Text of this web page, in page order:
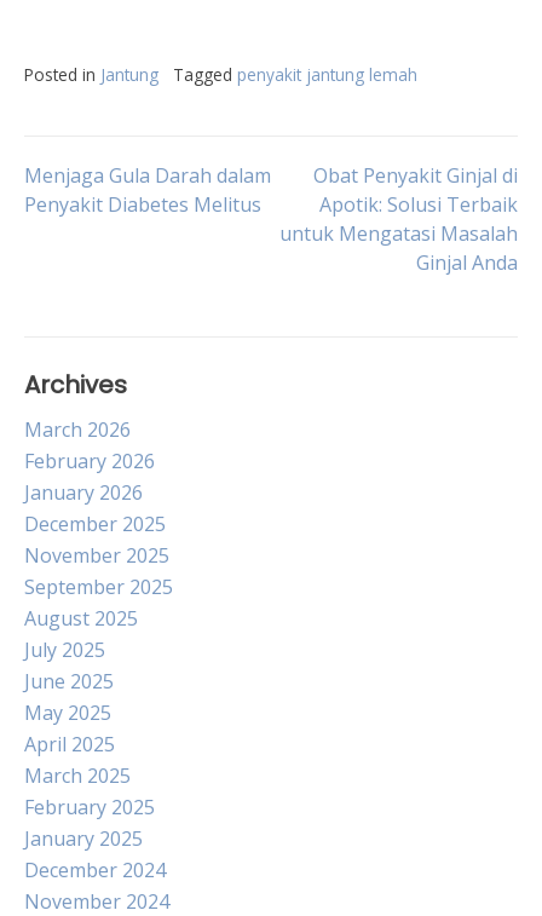
Posted in Jantung Tagged penyakit jantung lemah
Post
Menjaga Gula Darah dalam
Penyakit Diabetes Melitus
Obat Penyakit Ginjal di
Apotik: Solusi Terbaik
untuk Mengatasi Masalah
Ginjal Anda
Archives
March 2026
February 2026
January 2026
December 2025
November 2025
September 2025
August 2025
July 2025
June 2025
May 2025
April 2025
March 2025
February 2025
January 2025
December 2024
November 2024